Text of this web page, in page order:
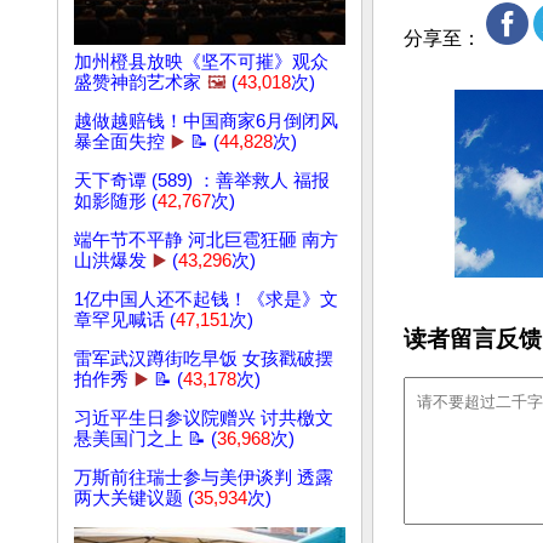
加州橙县放映《坚不可摧》观众
盛赞神韵艺术家 🖼️ (43,018次)
越做越赔钱！中国商家6月倒闭风
暴全面失控 ▶️ 📝 (44,828次)
天下奇谭 (589) ：善举救人 福报
如影随形 (42,767次)
端午节不平静 河北巨雹狂砸 南方
山洪爆发 ▶️ (43,296次)
1亿中国人还不起钱！《求是》文
章罕见喊话 (47,151次)
雷军武汉蹲街吃早饭 女孩戳破摆
拍作秀 ▶️ 📝 (43,178次)
习近平生日参议院赠兴 讨共檄文
悬美国门之上 📝 (36,968次)
万斯前往瑞士参与美伊谈判 透露
两大关键议题 (35,934次)
分享至：
读者留言反